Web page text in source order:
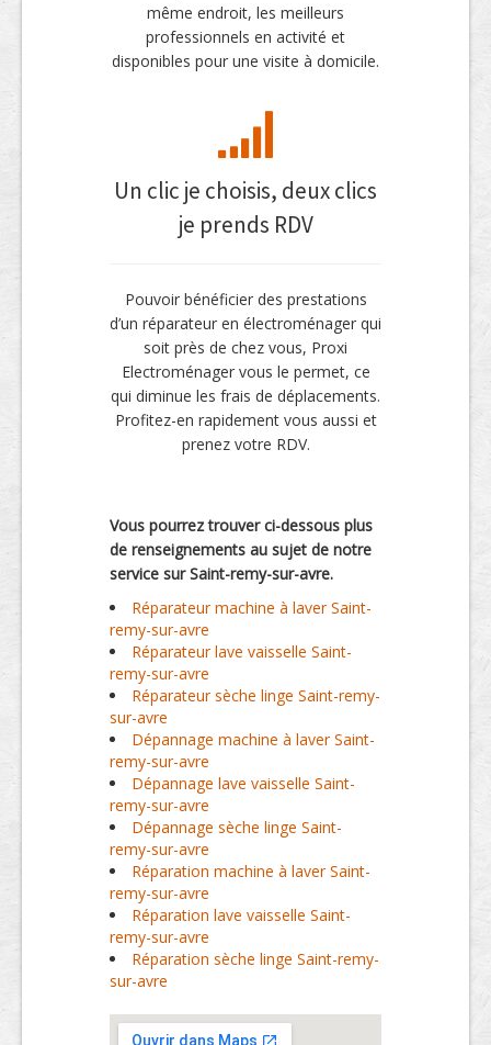
même endroit, les meilleurs
professionnels en activité et
disponibles pour une visite à domicile.
Un clic je choisis, deux clics
je prends RDV
Pouvoir bénéficier des prestations
d’un réparateur en électroménager qui
soit près de chez vous, Proxi
Electroménager vous le permet, ce
qui diminue les frais de déplacements.
Profitez-en rapidement vous aussi et
prenez votre RDV.
Vous pourrez trouver ci-dessous plus
de renseignements au sujet de notre
service sur Saint-remy-sur-avre.
Réparateur machine à laver Saint-
remy-sur-avre
Réparateur lave vaisselle Saint-
remy-sur-avre
Réparateur sèche linge Saint-remy-
sur-avre
Dépannage machine à laver Saint-
remy-sur-avre
Dépannage lave vaisselle Saint-
remy-sur-avre
Dépannage sèche linge Saint-
remy-sur-avre
Réparation machine à laver Saint-
remy-sur-avre
Réparation lave vaisselle Saint-
remy-sur-avre
Réparation sèche linge Saint-remy-
sur-avre